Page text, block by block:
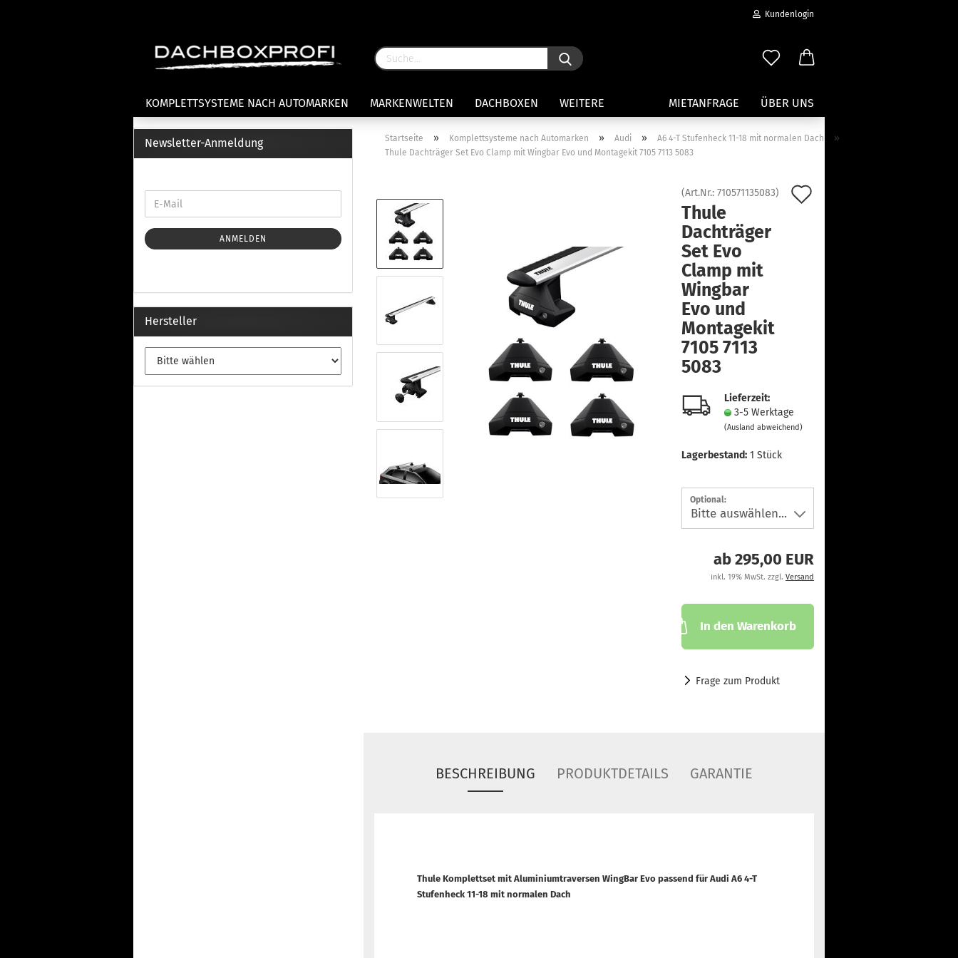
Kundenlogin
Passwort vergessen?
KOMPLETTSYSTEME NACH AUTOMARKEN MARKENWELTEN DACHBOXEN MIETANFRAGE ÜBER UNS
WEITERE
Heckklappenfahrradträger
Anhängekupplungsträger
E-Bike Fahrradträger
Universaltträger Reling
Thule Montagekits 50.. für 7105
Clamp Fußsatz Fahrzeuge mit
normalen Dach
Thule Montagekits 40.. für 753
Fußsatz Fahrzeuge mit
integrierter Reling
Thule Montagekits 60.. für 7106
Fußsatz Fahrzeuge mit
Fußsatz Fahrzeuge mit
Kajak und Kanuträger
Träger für Surfbretter
Zubehör für Wassersportträger
Startseite » Komplettsysteme nach Automarken » Audi » A6 4-T Stufenheck 11-18 mit normalen Dach »
Thule Dachträger Set Evo Clamp mit Wingbar Evo und Montagekit 7105 7113 5083
(Art.Nr.:710571135083)
Thule
Dachträger
Set Evo
Clamp mit
Wingbar
Evo und
Montagekit
7105 7113
5083
Lieferzeit:
3-5 Werktage
(Ausland abweichend)
Lagerbestand: 1Stück
Optional:
ab 295,00 EUR
inkl. 19% MwSt. zzgl. Versand
In den Warenkorb
Frage zum Produkt
BESCHREIBUNG PRODUKTDETAILS GARANTIE
Thule Komplettset mit Aluminiumtraversen WingBar Evo passend fürAudi A6 4-T
Stufenheck 11-18mit normalen Dach
Newsletter-Anmeldung
ANMELDEN
Hersteller